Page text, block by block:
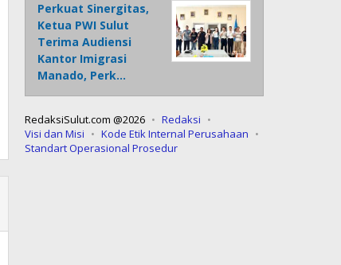
Perkuat Sinergitas,
Ketua PWI Sulut
Terima Audiensi
Kantor Imigrasi
Manado, Perk…
RedaksiSulut.com @2026
Redaksi
Visi dan Misi
Kode Etik Internal Perusahaan
Standart Operasional Prosedur